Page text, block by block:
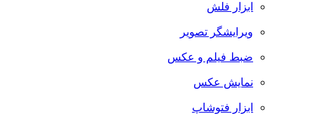
ابزار فلش
ویرایشگر تصویر
ضبط فيلم و عكس
نمایش عکس
ابزار فتوشاپ